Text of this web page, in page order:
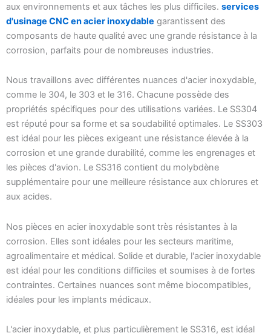
aux environnements et aux tâches les plus difficiles. services
d'usinage CNC en acier inoxydable garantissent des
composants de haute qualité avec une grande résistance à la
corrosion, parfaits pour de nombreuses industries.
Nous travaillons avec différentes nuances d'acier inoxydable,
comme le 304, le 303 et le 316. Chacune possède des
propriétés spécifiques pour des utilisations variées. Le SS304
est réputé pour sa forme et sa soudabilité optimales. Le SS303
est idéal pour les pièces exigeant une résistance élevée à la
corrosion et une grande durabilité, comme les engrenages et
les pièces d'avion. Le SS316 contient du molybdène
supplémentaire pour une meilleure résistance aux chlorures et
aux acides.
Nos pièces en acier inoxydable sont très résistantes à la
corrosion. Elles sont idéales pour les secteurs maritime,
agroalimentaire et médical. Solide et durable, l'acier inoxydable
est idéal pour les conditions difficiles et soumises à de fortes
contraintes. Certaines nuances sont même biocompatibles,
idéales pour les implants médicaux.
L'acier inoxydable, et plus particulièrement le SS316, est idéal